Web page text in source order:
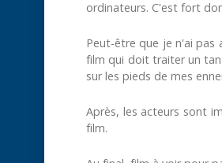
ordinateurs. C'est fort
Peut-être que je n'ai pas
film qui doit traiter un
sur les pieds de mes
Après, les acteurs sont
film.